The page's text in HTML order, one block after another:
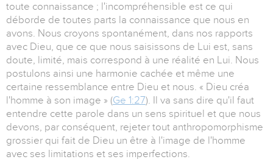
toute connaissance ; l'incompréhensible est ce qui
déborde de toutes parts la connaissance que nous en
avons. Nous croyons spontanément, dans nos rapports
avec Dieu, que ce que nous saisissons de Lui est, sans
doute, limité, mais correspond à une réalité en Lui. Nous
postulons ainsi une harmonie cachée et même une
certaine ressemblance entre Dieu et nous. « Dieu créa
l'homme à son image » (Ge 1:27). Il va sans dire qu'il faut
entendre cette parole dans un sens spirituel et que nous
devons, par conséquent, rejeter tout anthropomorphisme
grossier qui fait de Dieu un être à l'image de l'homme
avec ses limitations et ses imperfections.